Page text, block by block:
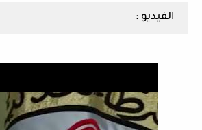
الفيديو :